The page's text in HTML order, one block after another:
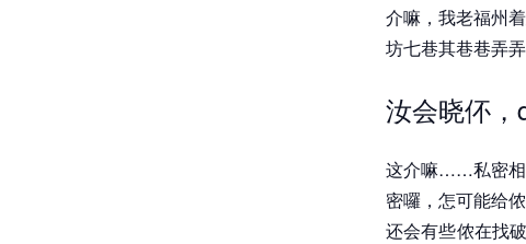
介嘛，我老福州
坊七巷其巷巷弄
汝会晓伓，
这介嘛……私密相
密囉，怎可能给
还会有些侬在找